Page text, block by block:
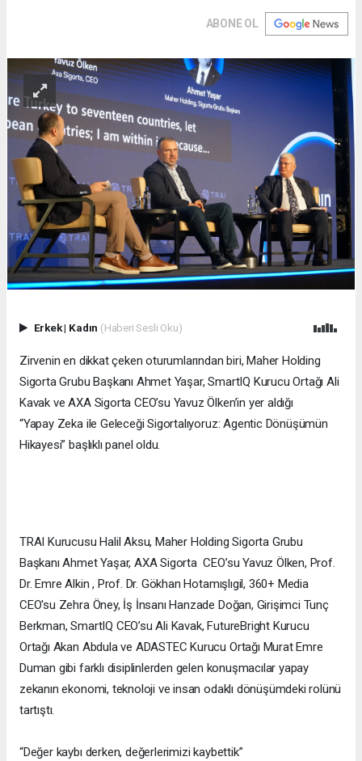
ABONE OL
Erkek| Kadın (Haberi Sesli Oku)
Zirvenin en dikkat çeken oturumlarından biri, Maher Holding
Sigorta Grubu Başkanı Ahmet Yaşar, SmartIQ Kurucu Ortağı Ali
Kavak ve AXA Sigorta CEO’su Yavuz Ölken’in yer aldığı
“Yapay Zeka ile Geleceği Sigortalıyoruz: Agentic Dönüşümün
Hikayesi” başlıklı panel oldu.
TRAI Kurucusu Halil Aksu, Maher Holding Sigorta Grubu
Başkanı Ahmet Yaşar, AXA Sigorta CEO’su Yavuz Ölken, Prof.
Dr. Emre Alkin , Prof. Dr. Gökhan Hotamışlıgil, 360+ Media
CEO'su Zehra Öney, İş İnsanı Hanzade Doğan, Girişimci Tunç
Berkman, SmartIQ CEO’su Ali Kavak, FutureBright Kurucu
Ortağı Akan Abdula ve ADASTEC Kurucu Ortağı Murat Emre
Duman gibi farklı disiplinlerden gelen konuşmacılar yapay
zekanın ekonomi, teknoloji ve insan odaklı dönüşümdeki rolünü
tartıştı.
“Değer kaybı derken, değerlerimizi kaybettik”